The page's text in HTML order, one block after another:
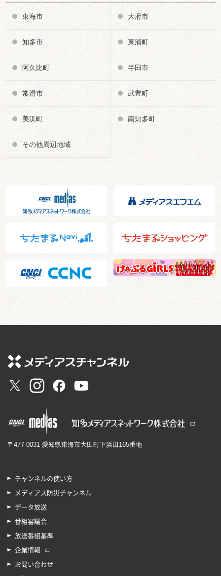
東海市 大府市
知多市 東浦町
阿久比町 半田市
常滑市 武豊町
美浜町 南知多町
その他周辺地域
〒477-0031 愛知県東海市大田町下浜田165番地
チャンネルの使い方
メディアス防災チャンネル
データ放送
番組審議会
放送番組基準
企業情報
お問い合わせ